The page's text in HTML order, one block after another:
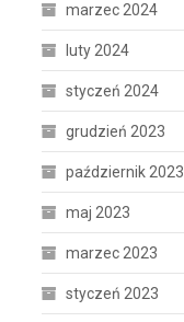
marzec 2024
luty 2024
styczeń 2024
grudzień 2023
październik 2023
maj 2023
marzec 2023
styczeń 2023